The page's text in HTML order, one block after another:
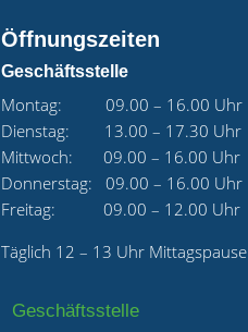
Öffnungszeiten
Geschäftsstelle
Montag: 09.00 – 16.00 Uhr
Dienstag: 13.00 – 17.30 Uhr
Mittwoch: 09.00 – 16.00 Uhr
Donnerstag: 09.00 – 16.00 Uhr
Freitag: 09.00 – 12.00 Uhr
Täglich 12 – 13 Uhr Mittagspause
Geschäftsstelle